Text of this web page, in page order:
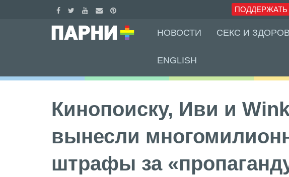
ПОДДЕРЖАТЬ
НОВОСТИ СЕКС И
ENGLISH
Кинопоиску, Иви и
вынесли
штрафы за